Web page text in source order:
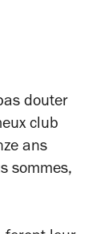
douter
club
ans
sommes,